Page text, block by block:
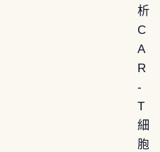
析
C
A
R
-
T
細
胞